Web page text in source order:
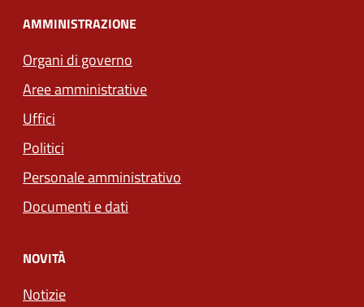
AMMINISTRAZIONE
Organi di governo
Aree amministrative
Uffici
Politici
Personale amministrativo
Documenti e dati
NOVITÀ
Notizie